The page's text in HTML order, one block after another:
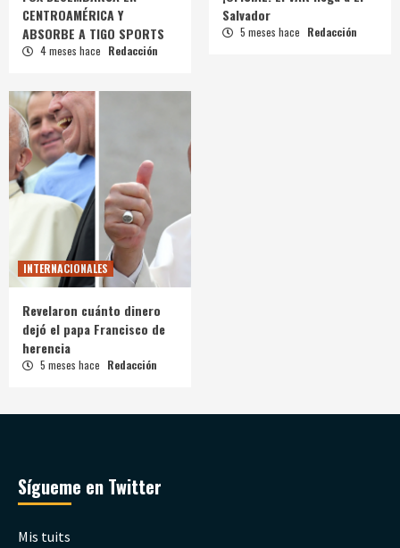
CENTROAMÉRICA Y
ABSORBE A TIGO SPORTS
4 meses hace Redacción
Salvador
5 meses hace Redacción
INTERNACIONALES
Revelaron cuánto dinero
dejó el papa Francisco de
herencia
5 meses hace Redacción
Sígueme en Twitter
Mis tuits